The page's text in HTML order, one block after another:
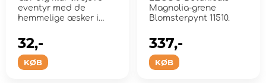
eventyr med de
hemmelige æsker i
Serie...
KØB
32,-
Magnolia-grene
Blomsterpynt 11510.
KØB
337,-